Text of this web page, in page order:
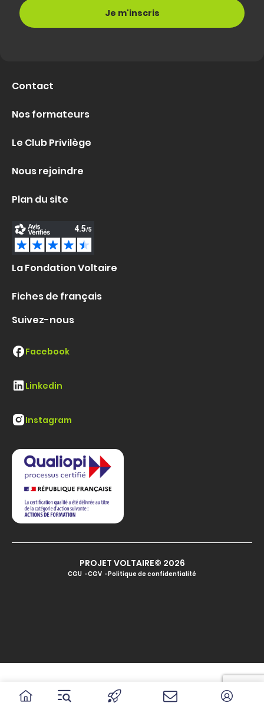
Contact
Nos formateurs
Le Club Privilège
Nous rejoindre
Plan du site
La Fondation Voltaire
Fiches de français
Suivez-nous
Facebook
Linkedin
Instagram
PROJET VOLTAIRE© 2026
CGU CGV Politique de confidentialité